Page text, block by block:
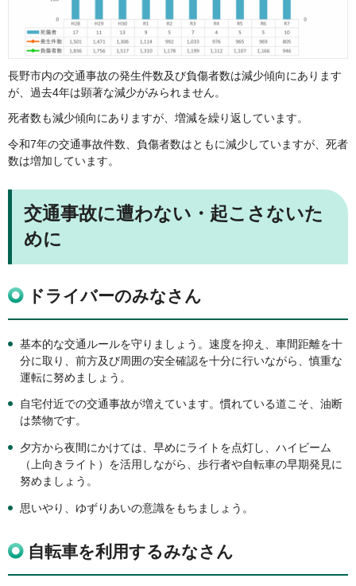
長野市内の交通事故の発生件数及び負傷者数は減少傾向にあります
が、過去4年は顕著な減少がみられません。
死者数も減少傾向にありますが、増減を繰り返しています。
令和7年の交通事故件数、負傷者数はともに減少していますが、死者
数は増加しています。
交通事故に遭わない・起こさないた
めに
ドライバーのみなさん
基本的な交通ルールを守りましょう。速度を抑え、車間距離を十
分に取り、前方及び周囲の安全確認を十分に行いながら、慎重な
運転に努めましょう。
自宅付近での交通事故が増えています。慣れている道こそ、油断
は禁物です。
夕方から夜間にかけては、早めにライトを点灯し、ハイビーム
（上向きライト）を活用しながら、歩行者や自転車の早期発見に
努めましょう。
思いやり、ゆずりあいの意識をもちましょう。
自転車を利用するみなさん